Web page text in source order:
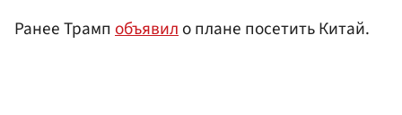
Ранее Трамп объявило плане посетить Китай.